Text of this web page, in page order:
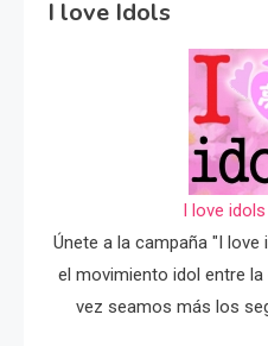
I love Idols
I love
Únete a la campaña "I
el movimiento idol entre
vez seamos más los